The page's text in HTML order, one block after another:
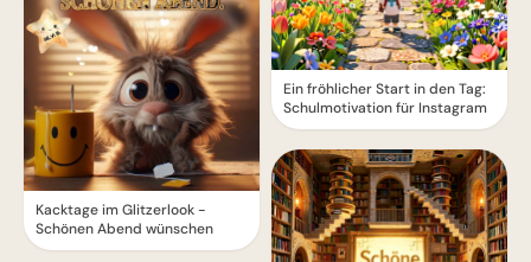
Kacktage im Glitzerlook -
Schönen Abend wünschen
Ein fröhlicher Start in den Tag:
Schulmotivation für Instagram